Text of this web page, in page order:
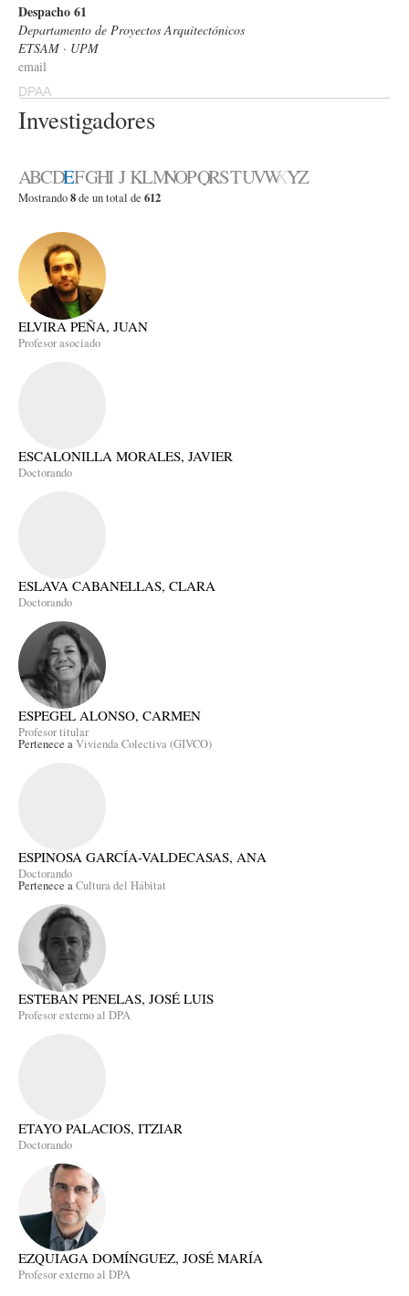
Despacho 61
Departamento de Proyectos Arquitectónicos
ETSAM · UPM
email
DPAA
Investigadores
ABCDEFGHIJKLMNOPQRSTUVWXYZ
Mostrando8de un total de 612
ELVIRA PEÑA, JUAN
Profesor asociado
ESCALONILLA MORALES, JAVIER
Doctorando
ESLAVA CABANELLAS, CLARA
Doctorando
ESPEGEL ALONSO, CARMEN
Profesor titular
Pertenece aVivienda Colectiva (GIVCO)
ESPINOSA GARCÍA-VALDECASAS, ANA
Doctorando
Pertenece aCultura del Hábitat
ESTEBAN PENELAS, JOSÉ LUIS
Profesor externo al DPA
ETAYO PALACIOS, ITZIAR
Doctorando
EZQUIAGA DOMÍNGUEZ, JOSÉ MARÍA
Profesor externo al DPA